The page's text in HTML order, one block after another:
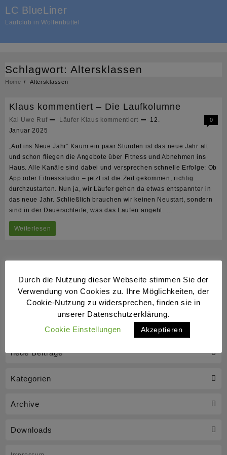
content
LC BlueLiner
Laufclub in Wolfenbüttel
neue Beiträge
Kategorien
Archive
Downloads
Schlagwort: Altersklassen
Home Altersklassen
Klaus kommentiert – Die Laufkolumne
Kai Uwe Ruf Läufer Klaus kommentiert
12.
Januar 2025
0
„Auf ins Neue Jahr“ Kaum ein paar Stunden ist das neue Jahr alt
und schon fliegen die Angebote über Fitness und Abnehmen ins
Haus. Alle Kanäle sind dabei und versprechen schnelle Erfolge: Ob
App oder Fitnessstudio – jetzt ist die Zeit gekommen, richtig
durchzustarten. Nun ja, wir Läufer gehen da etwas entspannter in
das neue Jahr. Schließlich brauchen wir keinen Neustart, sondern
sind in der Dauerschleife, was das Laufen angeht. …
Klaus
Laufkolumne
Weiterlesen
Durch die Nutzung dieser Webseite stimmen Sie der
Verwendung von Cookies zu. Ihre Möglichkeiten, der
Cookie-Nutzung zu widersprechen, finden sie in
unserer Datenschutzerklärung.
Cookie Einstellungen
Akzeptieren